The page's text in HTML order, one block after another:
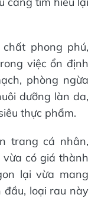
phong phú,
việc ổn định
phòng ngừa
dưỡng làn da,
thực phẩm.
trang cá nhân,
có giá thành
lại vừa mang
đầu, loại rau này